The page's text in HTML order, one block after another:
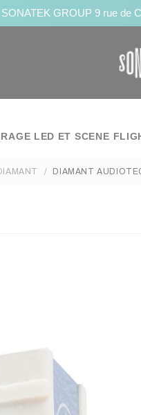
SONATEK GROUP 9 rue de
LED ET SCENE
DIAMANT